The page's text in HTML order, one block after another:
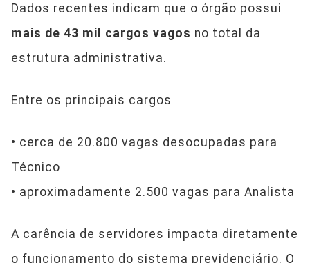
Dados recentes indicam que o órgão possui
mais de 43 mil cargos vagos no total da
estrutura administrativa.
Entre os principais cargos
• cerca de 20.800 vagas desocupadas para
Técnico
• aproximadamente 2.500 vagas para Analista
A carência de servidores impacta diretamente
o funcionamento do sistema previdenciário. O